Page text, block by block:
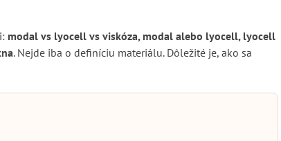
modal vs lyocell vs viskóza, modal alebo lyocell, lyocell
. Nejde iba o definíciu materiálu. Dôležité je, ako sa